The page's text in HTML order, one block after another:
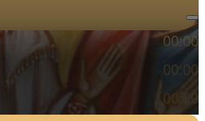
00:00
00:00
00:00